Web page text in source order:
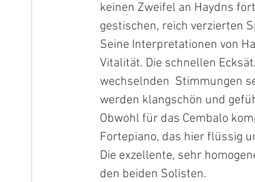
keinen Zweifel an Haydns
gestischen, reich verzierten
Seine Interpretationen von
Vitalität. Die schnellen
wechselnden  Stimmungen
werden klangschön und
Obwohl für das Cembalo
Fortepiano, das hier flüssig
Die exzellente, sehr
den beiden Solisten.